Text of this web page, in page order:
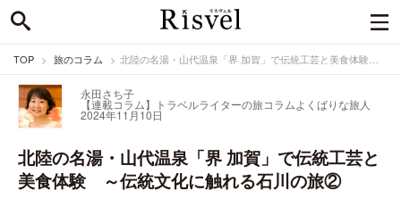
TOP 旅のコラム 北陸の名湯・山代温泉「界 加賀」で伝統工芸と美食体験 ～伝統文化に触れる石川の旅②
永田さち子
【連載コラム】トラベルライターの旅コラムよくばりな旅人
2024年11月10日
北陸の名湯・山代温泉「界 加賀」で伝統工芸と
美食体験 ～伝統文化に触れる石川の旅②